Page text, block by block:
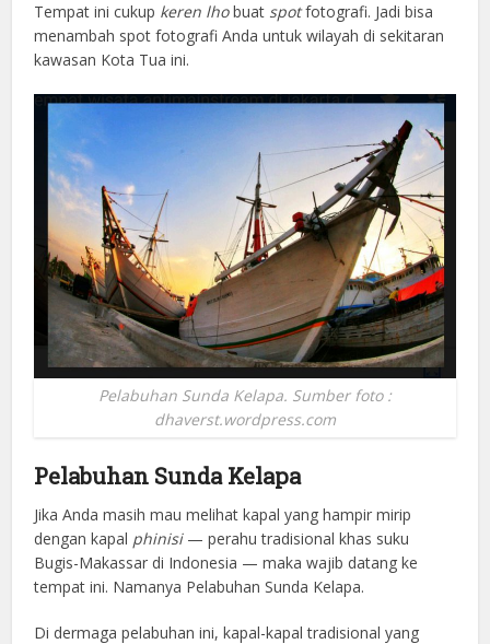
Tempat ini cukup keren lhobuat spotfotografi. Jadi bisa
menambah spot fotografi Anda untuk wilayah di sekitaran
kawasan Kota Tua ini.
Pelabuhan Sunda Kelapa. Sumber foto :
dhaverst.wordpress.com
Pelabuhan Sunda Kelapa
Jika Anda masih mau melihat kapal yang hampir mirip
dengan kapal phinisi— perahu tradisional khas suku
Bugis-Makassar di Indonesia — maka wajib datang ke
tempat ini. Namanya Pelabuhan Sunda Kelapa.
Di dermaga pelabuhan ini, kapal-kapal tradisional yang